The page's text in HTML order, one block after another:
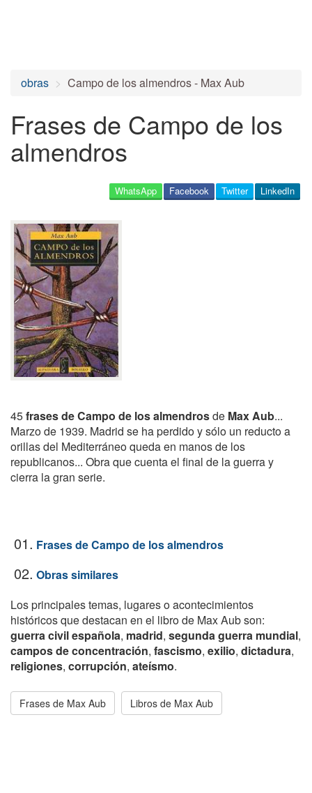
obras Campo de los almendros - Max Aub
Frases de Campo de los
almendros
LinkedIn
Twitter
Facebook
WhatsApp
45frases de Campo de los almendrosde Max Aub...
Marzo de 1939. Madrid se ha perdido y sólo un reducto a
orillas del Mediterráneo queda en manos de los
republicanos... Obra que cuenta el final de la guerra y
cierra la gran serie.
01. Frases de Campo de los almendros
02. Obras similares
Los principales temas, lugares o acontecimientos
históricos que destacan en el libro de Max Aub son:
guerra civil española, madrid, segunda guerra mundial,
campos de concentración, fascismo, exilio, dictadura,
religiones, corrupción, ateísmo.
Frases de Max Aub Libros de Max Aub